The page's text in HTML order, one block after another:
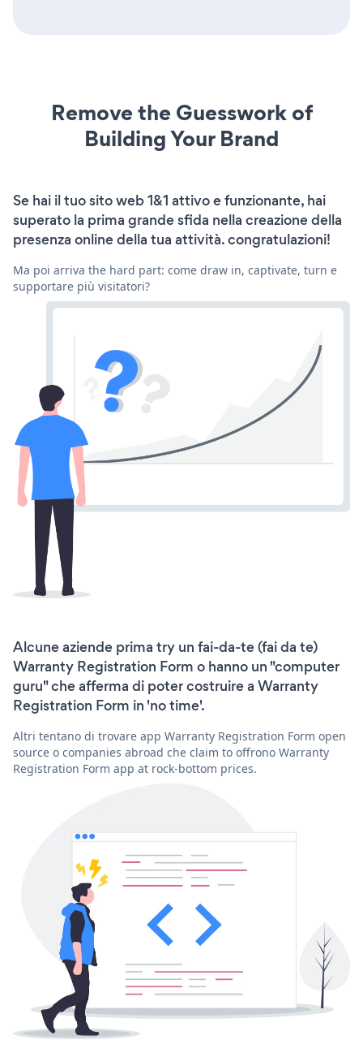
Remove the Guesswork of
Building Your Brand
Se hai il tuo sito web 1&1 attivo e funzionante, hai
superato la prima grande sfida nella creazione della
presenza online della tua attività. congratulazioni!
Ma poi arriva the hard part: come draw in, captivate, turn e
supportare più visitatori?
Alcune aziende prima try un fai-da-te (fai da te)
Warranty Registration Form o hanno un "computer
guru" che afferma di poter costruire a Warranty
Registration Form in 'no time'.
Altri tentano di trovare app Warranty Registration Form open
source o companies abroad che claim to offrono Warranty
Registration Form app at rock-bottom prices.